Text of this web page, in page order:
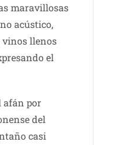
maravillosas
acústico,
vinos llenos
el
afán por
del
casi